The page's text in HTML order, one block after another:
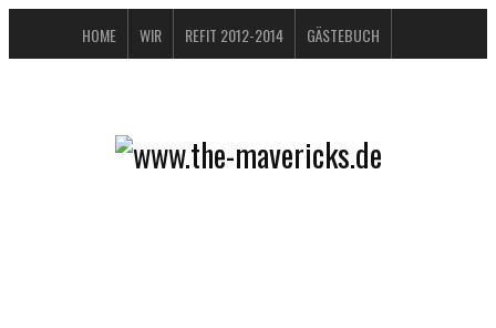
HOME WIR REFIT 2012-2014 GÄSTEBUCH
DATENSCHUTZERKLÄRUNG